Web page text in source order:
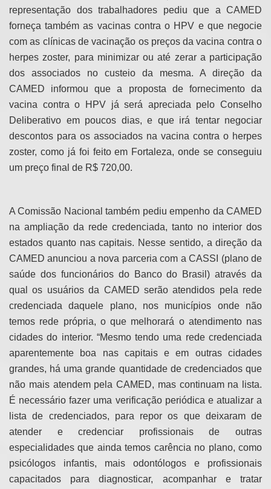
representação dos trabalhadores pediu que a CAMED
forneça também as vacinas contra o HPV e que negocie
com as clínicas de vacinação os preços da vacina contra o
herpes zoster, para minimizar ou até zerar a participação
dos associados no custeio da mesma. A direção da
CAMED informou que a proposta de fornecimento da
vacina contra o HPV já será apreciada pelo Conselho
Deliberativo em poucos dias, e que irá tentar negociar
descontos para os associados na vacina contra o herpes
zoster, como já foi feito em Fortaleza, onde se conseguiu
um preço final de R$ 720,00.
A Comissão Nacional também pediu empenho da CAMED
na ampliação da rede credenciada, tanto no interior dos
estados quanto nas capitais. Nesse sentido, a direção da
CAMED anunciou a nova parceria com a CASSI (plano de
saúde dos funcionários do Banco do Brasil) através da
qual os usuários da CAMED serão atendidos pela rede
credenciada daquele plano, nos municípios onde não
temos rede própria, o que melhorará o atendimento nas
cidades do interior. “Mesmo tendo uma rede credenciada
aparentemente boa nas capitais e em outras cidades
grandes, há uma grande quantidade de credenciados que
não mais atendem pela CAMED, mas continuam na lista.
É necessário fazer uma verificação periódica e atualizar a
lista de credenciados, para repor os que deixaram de
atender e credenciar profissionais de outras
especialidades que ainda temos carência no plano, como
psicólogos infantis, mais odontólogos e profissionais
capacitados para diagnosticar, acompanhar e tratar